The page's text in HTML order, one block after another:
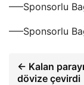
—–Sponsorlu
—–Sponsorlu
← Kalan parayı
dövize çevirdi